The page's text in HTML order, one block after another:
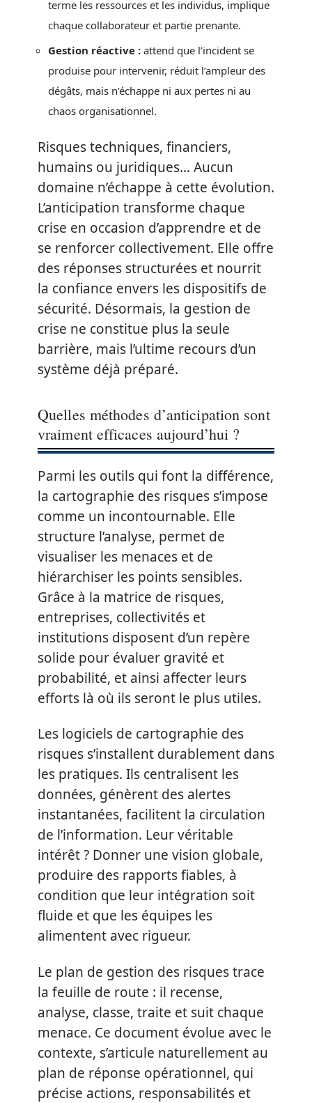
terme les ressources et les individus, implique
chaque collaborateur et partie prenante.
Gestion réactive : attend que l’incident se
produise pour intervenir, réduit l’ampleur des
dégâts, mais n’échappe ni aux pertes ni au
chaos organisationnel.
Risques techniques, financiers,
humains ou juridiques… Aucun
domaine n’échappe à cette évolution.
L’anticipation transforme chaque
crise en occasion d’apprendre et de
se renforcer collectivement. Elle offre
des réponses structurées et nourrit
la confiance envers les dispositifs de
sécurité. Désormais, la gestion de
crise ne constitue plus la seule
barrière, mais l’ultime recours d’un
système déjà préparé.
Quelles méthodes d’anticipation sont
vraiment efficaces aujourd’hui ?
Parmi les outils qui font la différence,
la cartographie des risques s’impose
comme un incontournable. Elle
structure l’analyse, permet de
visualiser les menaces et de
hiérarchiser les points sensibles.
Grâce à la matrice de risques,
entreprises, collectivités et
institutions disposent d’un repère
solide pour évaluer gravité et
probabilité, et ainsi affecter leurs
efforts là où ils seront le plus utiles.
Les logiciels de cartographie des
risques s’installent durablement dans
les pratiques. Ils centralisent les
données, génèrent des alertes
instantanées, facilitent la circulation
de l’information. Leur véritable
intérêt ? Donner une vision globale,
produire des rapports fiables, à
condition que leur intégration soit
fluide et que les équipes les
alimentent avec rigueur.
Le plan de gestion des risques trace
la feuille de route : il recense,
analyse, classe, traite et suit chaque
menace. Ce document évolue avec le
contexte, s’articule naturellement au
plan de réponse opérationnel, qui
précise actions, responsabilités et